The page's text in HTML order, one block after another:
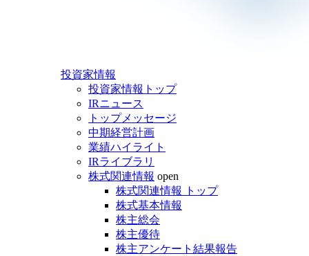
投資家情報
投資家情報トップ
IRニュース
トップメッセージ
中期経営計画
業績ハイライト
IRライブラリ
株式関連情報 open
株式関連情報 トップ
株式基本情報
株主総会
株主優待
株主アンケート結果報告